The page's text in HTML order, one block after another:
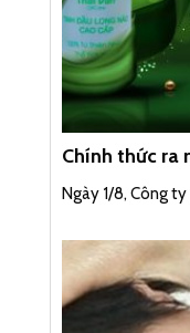
Chính thức ra
Long não
Ngày 1/8, Công